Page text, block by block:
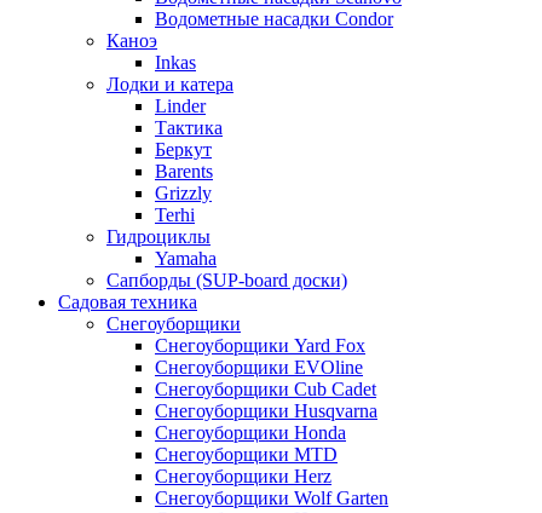
Водометные насадки Condor
Каноэ
Inkas
Лодки и катера
Linder
Тактика
Беркут
Barents
Grizzly
Terhi
Гидроциклы
Yamaha
Сапборды (SUP-board доски)
Садовая техника
Снегоуборщики
Снегоуборщики Yard Fox
Снегоуборщики EVOline
Снегоуборщики Cub Cadet
Снегоуборщики Husqvarna
Снегоуборщики Honda
Снегоуборщики MTD
Снегоуборщики Herz
Снегоуборщики Wolf Garten